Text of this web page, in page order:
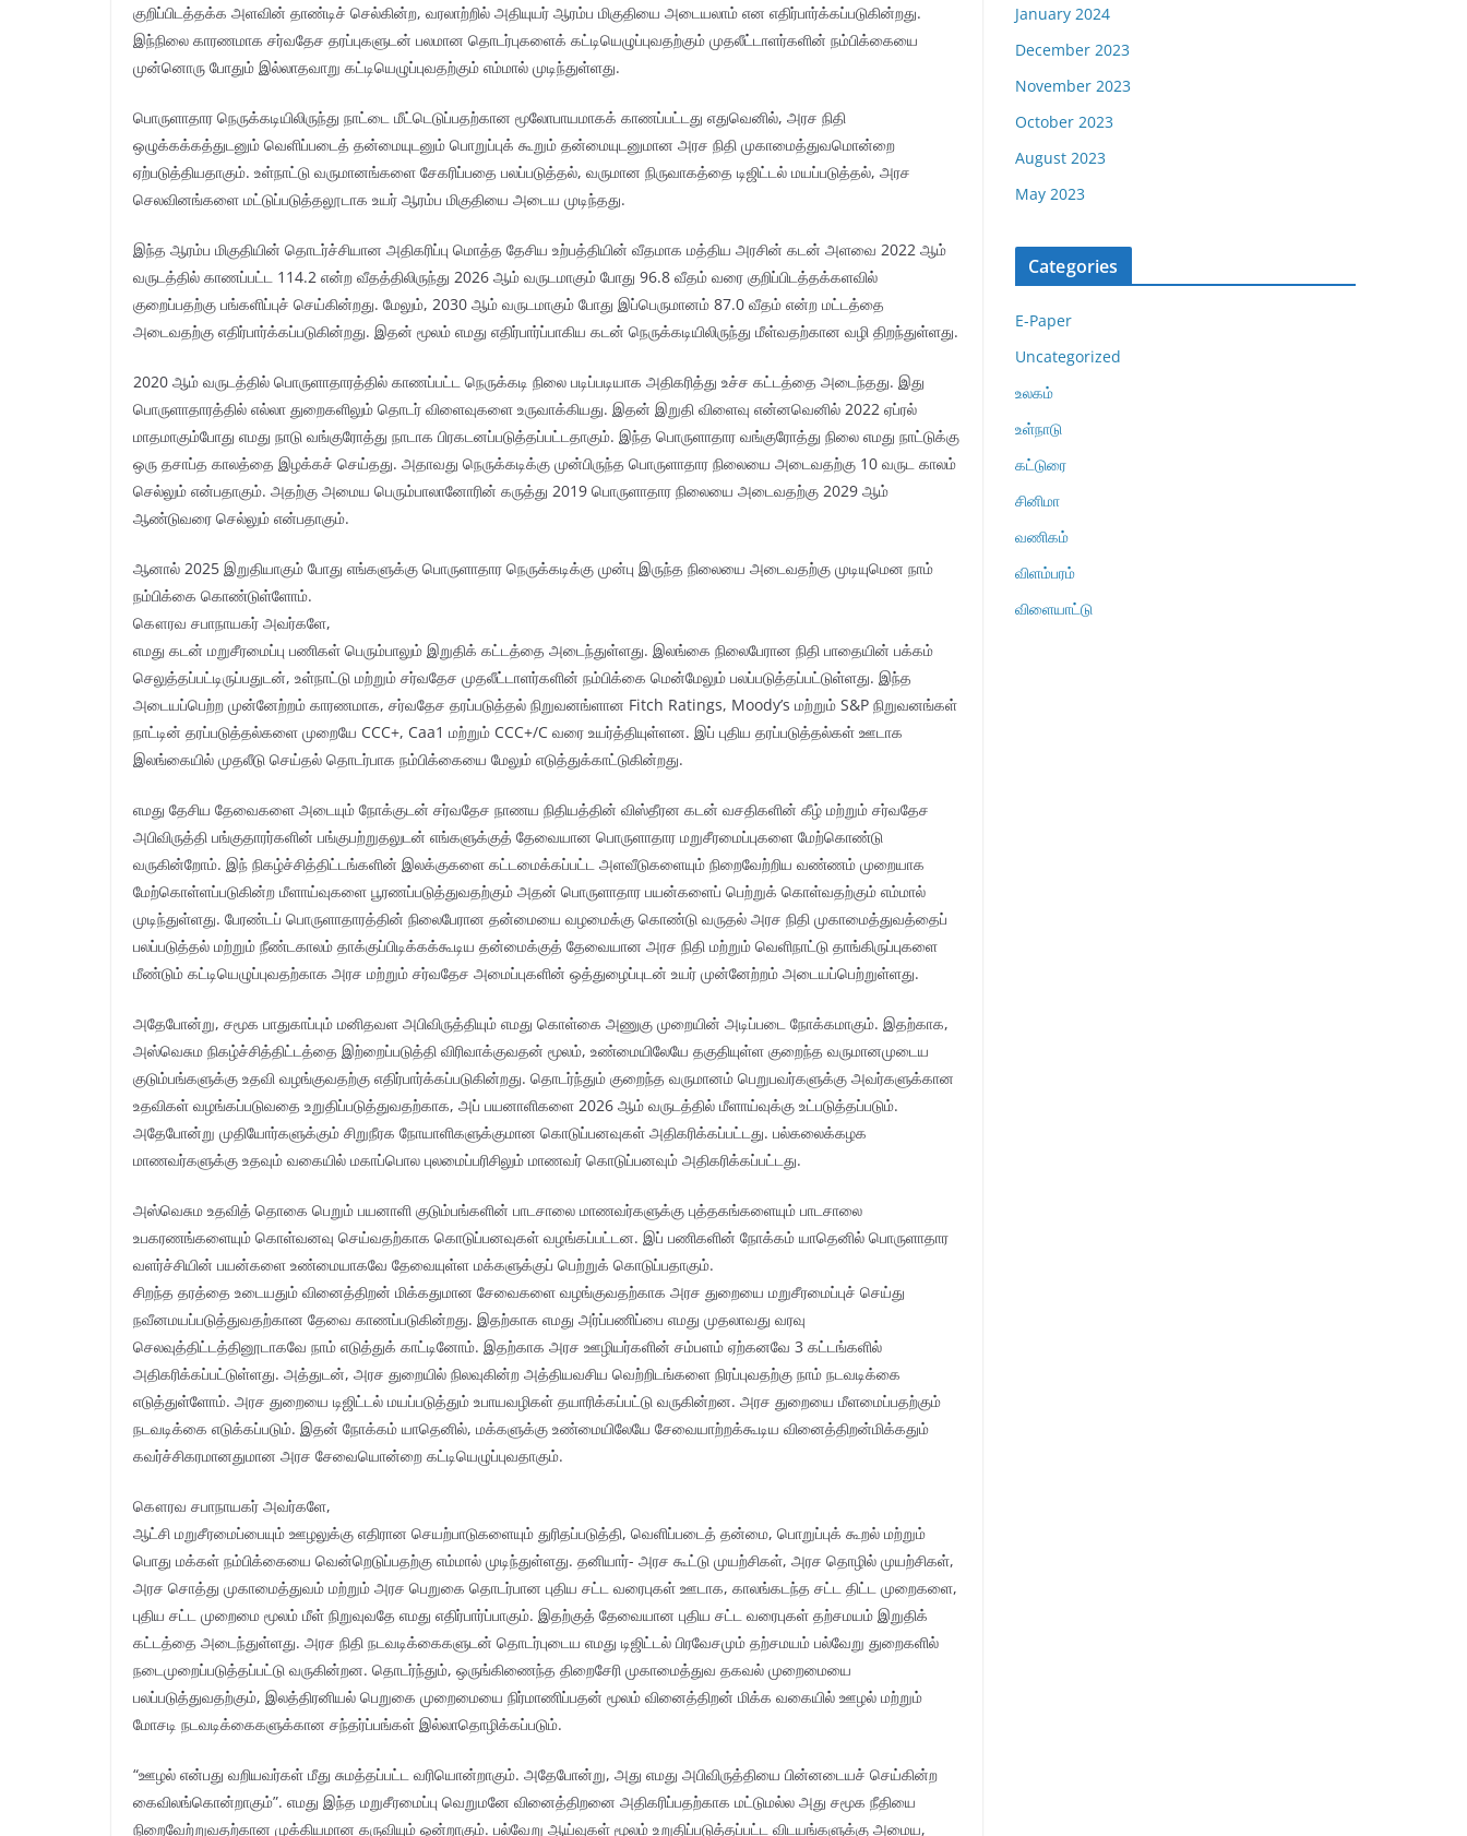
குறிப்பிடத்தக்க அளவின் தாண்டிச் செல்கின்ற, வரலாற்றில் அதியுயர் ஆரம்ப மிகுதியை அடையலாம் என எதிர்பார்க்கப்படுகின்றது.
இந்நிலை காரணமாக சர்வதேச தரப்புகளுடன் பலமான தொடர்புகளைக் கட்டியெழுப்புவதற்கும் முதலீட்டாளர்களின் நம்பிக்கையை
முன்னொரு போதும் இல்லாதவாறு கட்டியெழுப்புவதற்கும் எம்மால் முடிந்துள்ளது.
பொருளாதார நெருக்கடியிலிருந்து நாட்டை மீட்டெடுப்பதற்கான மூலோபாயமாகக் காணப்பட்டது எதுவெனில், அரச நிதி
ஒழுக்கக்கத்துடனும் வெளிப்படைத் தன்மையுடனும் பொறுப்புக் கூறும் தன்மையுடனுமான அரச நிதி முகாமைத்துவமொன்றை
ஏற்படுத்தியதாகும். உள்நாட்டு வருமானங்களை சேகரிப்பதை பலப்படுத்தல், வருமான நிருவாகத்தை டிஜிட்டல் மயப்படுத்தல், அரச
செலவினங்களை மட்டுப்படுத்தலூடாக உயர் ஆரம்ப மிகுதியை அடைய முடிந்தது.
இந்த ஆரம்ப மிகுதியின் தொடர்ச்சியான அதிகரிப்பு மொத்த தேசிய உற்பத்தியின் வீதமாக மத்திய அரசின் கடன் அளவை 2022 ஆம்
வருடத்தில் காணப்பட்ட 114.2 என்ற வீதத்திலிருந்து 2026 ஆம் வருடமாகும் போது 96.8 வீதம் வரை குறிப்பிடத்தக்களவில்
குறைப்பதற்கு பங்களிப்புச் செய்கின்றது. மேலும், 2030 ஆம் வருடமாகும் போது இப்பெருமானம் 87.0 வீதம் என்ற மட்டத்தை
அடைவதற்கு எதிர்பார்க்கப்படுகின்றது. இதன் மூலம் எமது எதிர்பார்ப்பாகிய கடன் நெருக்கடியிலிருந்து மீள்வதற்கான வழி திறந்துள்ளது.
2020 ஆம் வருடத்தில் பொருளாதாரத்தில் காணப்பட்ட நெருக்கடி நிலை படிப்படியாக அதிகரித்து உச்ச கட்டத்தை அடைந்தது. இது
பொருளாதாரத்தில் எல்லா துறைகளிலும் தொடர் விளைவுகளை உருவாக்கியது. இதன் இறுதி விளைவு என்னவெனில் 2022 ஏப்ரல்
மாதமாகும்போது எமது நாடு வங்குரோத்து நாடாக பிரகடனப்படுத்தப்பட்டதாகும். இந்த பொருளாதார வங்குரோத்து நிலை எமது நாட்டுக்கு
ஒரு தசாப்த காலத்தை இழக்கச் செய்தது. அதாவது நெருக்கடிக்கு முன்பிருந்த பொருளாதார நிலையை அடைவதற்கு 10 வருட காலம்
செல்லும் என்பதாகும். அதற்கு அமைய பெரும்பாலானோரின் கருத்து 2019 பொருளாதார நிலையை அடைவதற்கு 2029 ஆம்
ஆண்டுவரை செல்லும் என்பதாகும்.
ஆனால் 2025 இறுதியாகும் போது எங்களுக்கு பொருளாதார நெருக்கடிக்கு முன்பு இருந்த நிலையை அடைவதற்கு முடியுமென நாம்
நம்பிக்கை கொண்டுள்ளோம்.
கௌரவ சபாநாயகர் அவர்களே,
எமது கடன் மறுசீரமைப்பு பணிகள் பெரும்பாலும் இறுதிக் கட்டத்தை அடைந்துள்ளது. இலங்கை நிலைபேரான நிதி பாதையின் பக்கம்
செலுத்தப்பட்டிருப்பதுடன், உள்நாட்டு மற்றும் சர்வதேச முதலீட்டாளர்களின் நம்பிக்கை மென்மேலும் பலப்படுத்தப்பட்டுள்ளது. இந்த
அடையப்பெற்ற முன்னேற்றம் காரணமாக, சர்வதேச தரப்படுத்தல் நிறுவனங்ளான Fitch Ratings, Moody’s மற்றும் S&P நிறுவனங்கள்
நாட்டின் தரப்படுத்தல்களை முறையே CCC+, Caa1 மற்றும் CCC+/C வரை உயர்த்தியுள்ளன. இப் புதிய தரப்படுத்தல்கள் ஊடாக
இலங்கையில் முதலீடு செய்தல் தொடர்பாக நம்பிக்கையை மேலும் எடுத்துக்காட்டுகின்றது.
எமது தேசிய தேவைகளை அடையும் நோக்குடன் சர்வதேச நாணய நிதியத்தின் விஸ்தீரன கடன் வசதிகளின் கீழ் மற்றும் சர்வதேச
அபிவிருத்தி பங்குதாரர்களின் பங்குபற்றுதலுடன் எங்களுக்குத் தேவையான பொருளாதார மறுசீரமைப்புகளை மேற்கொண்டு
வருகின்றோம். இந் நிகழ்ச்சித்திட்டங்களின் இலக்குகளை கட்டமைக்கப்பட்ட அளவீடுகளையும் நிறைவேற்றிய வண்ணம் முறையாக
மேற்கொள்ளப்படுகின்ற மீளாய்வுகளை பூரணப்படுத்துவதற்கும் அதன் பொருளாதார பயன்களைப் பெற்றுக் கொள்வதற்கும் எம்மால்
முடிந்துள்ளது. பேரண்டப் பொருளாதாரத்தின் நிலைபேரான தன்மையை வழமைக்கு கொண்டு வருதல் அரச நிதி முகாமைத்துவத்தைப்
பலப்படுத்தல் மற்றும் நீண்டகாலம் தாக்குப்பிடிக்கக்கூடிய தன்மைக்குத் தேவையான அரச நிதி மற்றும் வெளிநாட்டு தாங்கிருப்புகளை
மீண்டும் கட்டியெழுப்புவதற்காக அரச மற்றும் சர்வதேச அமைப்புகளின் ஒத்துழைப்புடன் உயர் முன்னேற்றம் அடையப்பெற்றுள்ளது.
அதேபோன்று, சமூக பாதுகாப்பும் மனிதவள அபிவிருத்தியும் எமது கொள்கை அணுகு முறையின் அடிப்படை நோக்கமாகும். இதற்காக,
அஸ்வெசும நிகழ்ச்சித்திட்டத்தை இற்றைப்படுத்தி விரிவாக்குவதன் மூலம், உண்மையிலேயே தகுதியுள்ள குறைந்த வருமானமுடைய
குடும்பங்களுக்கு உதவி வழங்குவதற்கு எதிர்பார்க்கப்படுகின்றது. தொடர்ந்தும் குறைந்த வருமானம் பெறுபவர்களுக்கு அவர்களுக்கான
உதவிகள் வழங்கப்படுவதை உறுதிப்படுத்துவதற்காக, அப் பயனாளிகளை 2026 ஆம் வருடத்தில் மீளாய்வுக்கு உட்படுத்தப்படும்.
அதேபோன்று முதியோர்களுக்கும் சிறுநீரக நோயாளிகளுக்குமான கொடுப்பனவுகள் அதிகரிக்கப்பட்டது. பல்கலைக்கழக
மாணவர்களுக்கு உதவும் வகையில் மகாப்பொல புலமைப்பரிசிலும் மாணவர் கொடுப்பனவும் அதிகரிக்கப்பட்டது.
அஸ்வெசும உதவித் தொகை பெறும் பயனாளி குடும்பங்களின் பாடசாலை மாணவர்களுக்கு புத்தகங்களையும் பாடசாலை
உபகரணங்களையும் கொள்வனவு செய்வதற்காக கொடுப்பனவுகள் வழங்கப்பட்டன. இப் பணிகளின் நோக்கம் யாதெனில் பொருளாதார
வளர்ச்சியின் பயன்களை உண்மையாகவே தேவையுள்ள மக்களுக்குப் பெற்றுக் கொடுப்பதாகும்.
சிறந்த தரத்தை உடையதும் வினைத்திறன் மிக்கதுமான சேவைகளை வழங்குவதற்காக அரச துறையை மறுசீரமைப்புச் செய்து
நவீனமயப்படுத்துவதற்கான தேவை காணப்படுகின்றது. இதற்காக எமது அர்ப்பணிப்பை எமது முதலாவது வரவு
செலவுத்திட்டத்தினூடாகவே நாம் எடுத்துக் காட்டினோம். இதற்காக அரச ஊழியர்களின் சம்பளம் ஏற்கனவே 3 கட்டங்களில்
அதிகரிக்கப்பட்டுள்ளது. அத்துடன், அரச துறையில் நிலவுகின்ற அத்தியவசிய வெற்றிடங்களை நிரப்புவதற்கு நாம் நடவடிக்கை
எடுத்துள்ளோம். அரச துறையை டிஜிட்டல் மயப்படுத்தும் உபாயவழிகள் தயாரிக்கப்பட்டு வருகின்றன. அரச துறையை மீளமைப்பதற்கும்
நடவடிக்கை எடுக்கப்படும். இதன் நோக்கம் யாதெனில், மக்களுக்கு உண்மையிலேயே சேவையாற்றக்கூடிய வினைத்திறன்மிக்கதும்
கவர்ச்சிகரமானதுமான அரச சேவையொன்றை கட்டியெழுப்புவதாகும்.
கௌரவ சபாநாயகர் அவர்களே,
ஆட்சி மறுசீரமைப்பையும் ஊழலுக்கு எதிரான செயற்பாடுகளையும் துரிதப்படுத்தி, வெளிப்படைத் தன்மை, பொறுப்புக் கூறல் மற்றும்
பொது மக்கள் நம்பிக்கையை வென்றெடுப்பதற்கு எம்மால் முடிந்துள்ளது. தனியார்- அரச கூட்டு முயற்சிகள், அரச தொழில் முயற்சிகள்,
அரச சொத்து முகாமைத்துவம் மற்றும் அரச பெறுகை தொடர்பான புதிய சட்ட வரைபுகள் ஊடாக, காலங்கடந்த சட்ட திட்ட முறைகளை,
புதிய சட்ட முறைமை மூலம் மீள் நிறுவுவதே எமது எதிர்பார்ப்பாகும். இதற்குத் தேவையான புதிய சட்ட வரைபுகள் தற்சமயம் இறுதிக்
கட்டத்தை அடைந்துள்ளது. அரச நிதி நடவடிக்கைகளுடன் தொடர்புடைய எமது டிஜிட்டல் பிரவேசமும் தற்சமயம் பல்வேறு துறைகளில்
நடைமுறைப்படுத்தப்பட்டு வருகின்றன. தொடர்ந்தும், ஒருங்கிணைந்த திறைசேரி முகாமைத்துவ தகவல் முறைமையை
பலப்படுத்துவதற்கும், இலத்திரனியல் பெறுகை முறைமையை நிர்மாணிப்பதன் மூலம் வினைத்திறன் மிக்க வகையில் ஊழல் மற்றும்
மோசடி நடவடிக்கைகளுக்கான சந்தர்ப்பங்கள் இல்லாதொழிக்கப்படும்.
“ஊழல் என்பது வறியவர்கள் மீது சுமத்தப்பட்ட வரியொன்றாகும். அதேபோன்று, அது எமது அபிவிருத்தியை பின்னடையச் செய்கின்ற
கைவிலங்கொன்றாகும்”. எமது இந்த மறுசீரமைப்பு வெறுமனே வினைத்திறனை அதிகரிப்பதற்காக மட்டுமல்ல அது சமூக நீதியை
நிறைவேற்றுவதற்கான முக்கியமான கருவியும் ஒன்றாகும். பல்வேறு ஆய்வுகள் மூலம் உறுதிப்படுத்தப்பட்ட விடயங்களுக்கு அமைய,
January 2024
December 2023
November 2023
October 2023
August 2023
May 2023
Categories
E-Paper
Uncategorized
உலகம்
உள்நாடு
கட்டுரை
சினிமா
வணிகம்
விளம்பரம்
விளையாட்டு